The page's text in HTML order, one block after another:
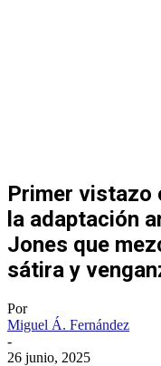
Primer vistazo
la adaptación
Jones que
sátira y
Por
Miguel Á. Fernández
-
26 junio, 2025